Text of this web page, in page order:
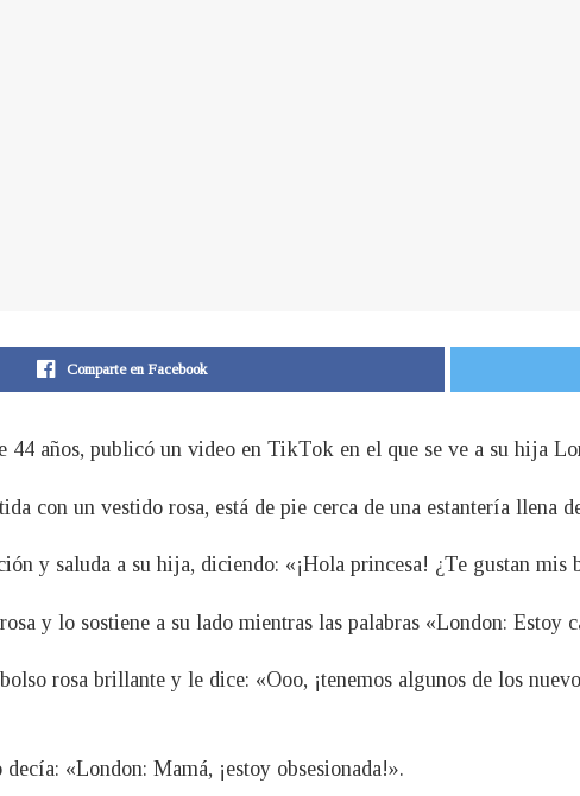
Comparte en Facebook
44 años, publicó un video en TikTok en el que se ve a su hija
con un vestido rosa, está de pie cerca de una estantería llena
y saluda a su hija, diciendo: «¡Hola princesa! ¿Te gustan mis
y lo sostiene a su lado mientras las palabras «London: Estoy
rosa brillante y le dice: «Ooo, ¡tenemos algunos de los
«London: Mamá, ¡estoy obsesionada!».